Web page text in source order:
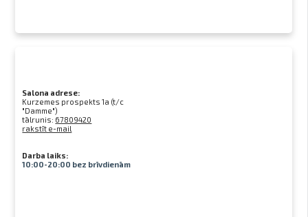
Salona adrese:
Kurzemes prospekts 1a (t/c
"Damme")
tālrunis: 67809420
rakstīt e-mail
Darba laiks:
10:00-20:00 bez brīvdienām